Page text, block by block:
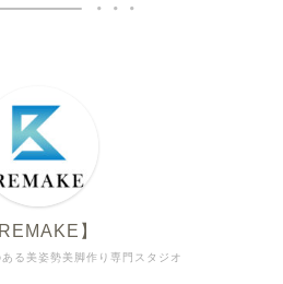
る美姿勢美脚作り専門スタジオ
REMAKE】